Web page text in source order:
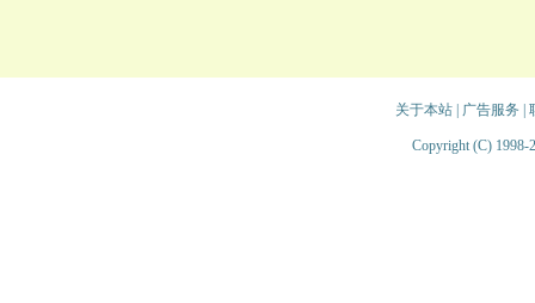
关于本站| 广告服务
Copyright (C) 1998-